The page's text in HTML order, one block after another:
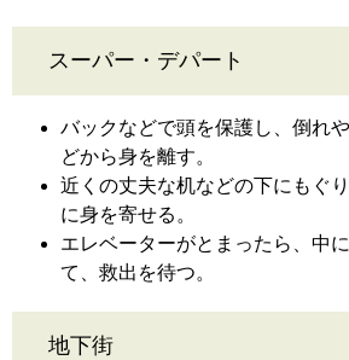
スーパー・デパート
バックなどで頭を保護し、倒れ
どから身を離す。
近くの丈夫な机などの下にもぐ
に身を寄せる。
エレベーターがとまったら、中
て、救出を待つ。
地下街